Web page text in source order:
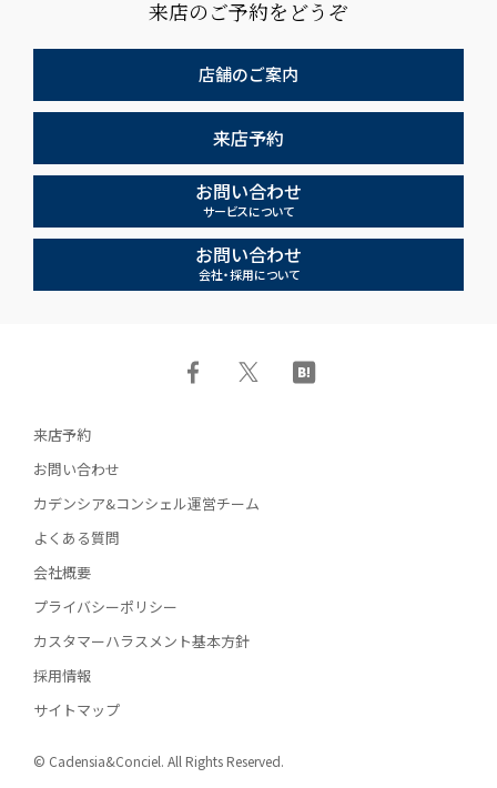
来店のご予約をどうぞ
店舗のご案内
来店予約
お問い合わせ
サービスについて
お問い合わせ
会社・採用について
来店予約
お問い合わせ
カデンシア&コンシェル運営チーム
よくある質問
会社概要
プライバシーポリシー
カスタマーハラスメント基本方針
採用情報
サイトマップ
© Cadensia&Conciel. All Rights Reserved.